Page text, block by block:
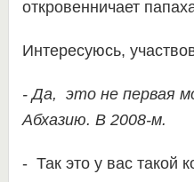
откровенничает
Интересуюсь,
- Да, это не первая
Абхазию. В 2008-м.
- Так это у вас такой